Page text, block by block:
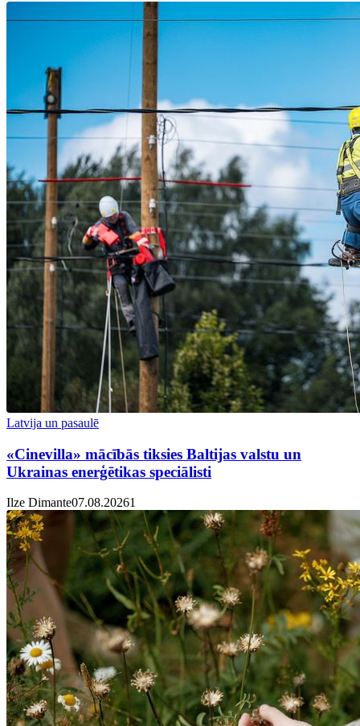
Latvija un pasaulē
«Cinevilla» mācībās tiksies Baltijas valstu un
Ukrainas enerģētikas speciālisti
Ilze Dimante07.08.20261